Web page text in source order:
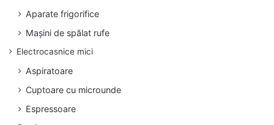
Aparate frigorifice
Mașini de spălat rufe
Electrocasnice mici
Aspiratoare
Cuptoare cu microunde
Espressoare